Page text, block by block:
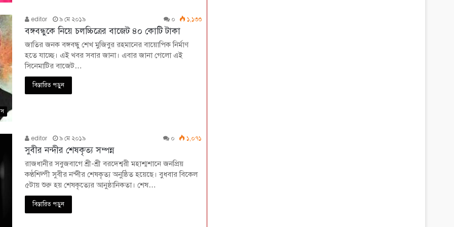
editor ৯ মে ২০১৯ ০ ১,১৩৩
বঙ্গবন্ধুকে নিয়ে চলচ্চিত্রের বাজেট ৪০ কোটি টাকা
জাতির জনক বঙ্গবন্ধু শেখ মুজিবুর রহমানের বায়োপিক নির্মাণ
হতে যাচ্ছে। এই খবর সবার জানা। এবার জানা গেলো এই
সিনেমাটির বাজেট…
বিস্তারিত পড়ুন
editor ৯ মে ২০১৯ ০ ১,০৭১
সুবীর নন্দীর শেষকৃত্য সম্পন্ন
রাজধানীর সবুজবাগে শ্রী-শ্রী বরদেশ্বরী মহাশ্মশানে জনপ্রিয়
কণ্ঠশিল্পী সুবীর নন্দীর শেষকৃত্য অনুষ্ঠিত হয়েছে। বুধবার বিকেল
৫টায় শুরু হয় শেষকৃত্যের আনুষ্ঠানিকতা। শেষ…
বিস্তারিত পড়ুন